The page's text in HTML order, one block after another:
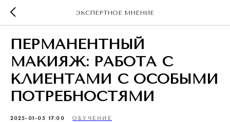
ЭКСПЕРТНОЕ МНЕНИЕ
ПЕРМАНЕНТНЫЙ
МАКИЯЖ: РАБОТА С
КЛИЕНТАМИ С ОСОБЫМИ
ПОТРЕБНОСТЯМИ
2025-01-05 17:00 ОБУЧЕНИЕ